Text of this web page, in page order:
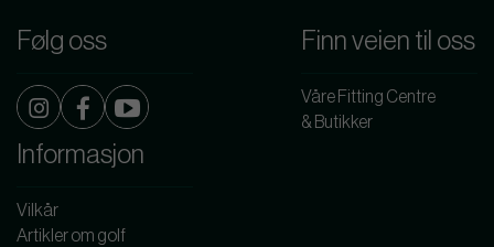
Følg oss Finn veien til oss
Våre Fitting Centre
& Butikker
Informasjon
Vilkår
Artikler om golf